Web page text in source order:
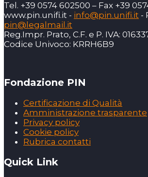
Tel. +39 0574 602500 – Fax +39
www.pin.unifi.it - info@pin.unifi.it -
pin@legalmail.it
Reg.Impr. Prato, C.F. e P. IVA:
Codice Univoco: KRRH6B9
Fondazione PIN
Certificazione di Qualità
Amministrazione trasparente
Privacy policy
Cookie policy
Rubrica contatti
Quick Link